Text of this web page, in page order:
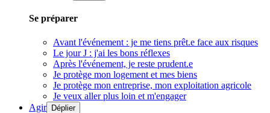
Se préparer
Avant l'événement : je me tiens prêt.e face aux risques
Le jour J : j'ai les bons réflexes
Après l'événement, je reste prudent.e
Je protège mon logement et mes biens
Je protège mon entreprise, mon exploitation agricole
Je veux aller plus loin et m'engager
Agir Déplier